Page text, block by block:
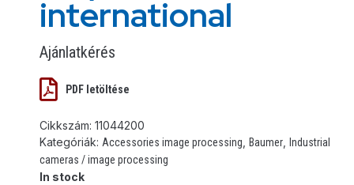
international
Ajánlatkérés
PDF letöltése
Cikkszám: 11044200
Kategóriák: Accessories image processing Baumer
Industrial
cameras / image processing
In stock